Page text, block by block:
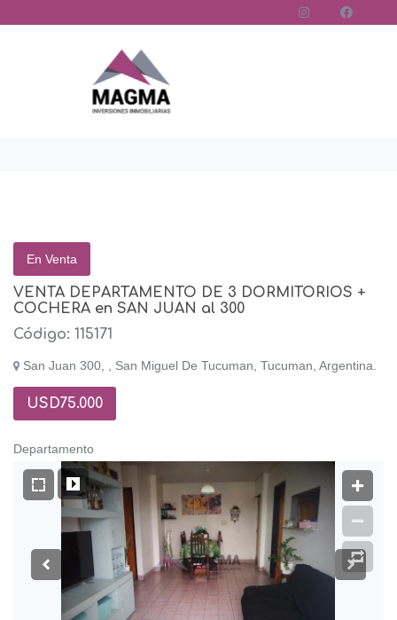
En Venta
VENTA DEPARTAMENTO DE 3 DORMITORIOS +
COCHERA en SAN JUAN al 300
Código: 115171
San Juan 300, , San Miguel De Tucuman, Tucuman, Argentina.
USD75.000
Departamento